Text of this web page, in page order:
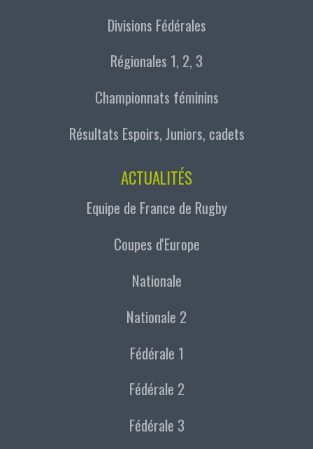
Divisions Fédérales
Régionales 1, 2, 3
Championnats féminins
Résultats Espoirs, Juniors, cadets
ACTUALITÉS
Equipe de France de Rugby
Coupes d'Europe
Nationale
Nationale 2
Fédérale 1
Fédérale 2
Fédérale 3